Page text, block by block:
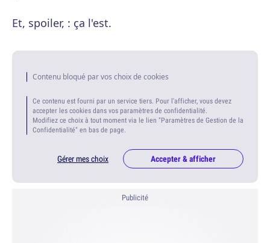
Et, spoiler, : ça l'est.
Contenu bloqué par vos choix de cookies
Ce contenu est fourni par un service tiers. Pour l'afficher, vous devez
accepter les cookies dans vos paramètres de confidentialité.
Modifiez ce choix à tout moment via le lien "Paramètres de Gestion de la
Confidentialité" en bas de page.
Gérer mes choix Accepter & afficher
Publicité